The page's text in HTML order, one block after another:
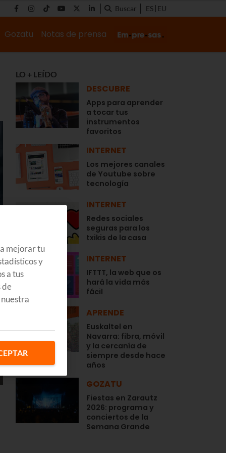
Buscar ES EU
Gozatu Notas de prensa
LO + LEÍDO
DESCUBRE
Apps para aprender
a tocar tus
instrumentos
favoritos
INTERNET
Los mejores canales
de Youtube sobre
tecnología
INTERNET
Redes sociales
seguras para los
txikis de la casa
INTERNET
IFTTT, la web que os
hará la vida más
fácil
APRENDE
Euskaltel en
Navarra: fibra, móvil
y la cercanía de
siempre desde hace
años
GOZATU
Fiestas en Zarautz
2026: programa y
conciertos de la
Semana Grande
mejorar tu
y
a tus
de